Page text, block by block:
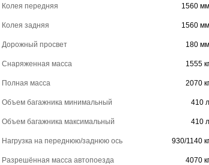
Колея передняя 1560 мм
Колея задняя 1560 мм
Дорожный просвет 180 мм
Снаряженная масса 1555 кг
Полная масса 2070 кг
Объем багажника минимальный 410 л
Объем багажника максимальный 410 л
Нагрузка на переднюю/заднюю ось 930/1140 кг
Разрешённая масса автопоезда 4070 кг